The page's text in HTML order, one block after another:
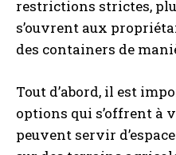
restrictions strictes,
s’ouvrent aux
des containers de
Tout d’abord, il est
options qui s’offrent à
peuvent servir